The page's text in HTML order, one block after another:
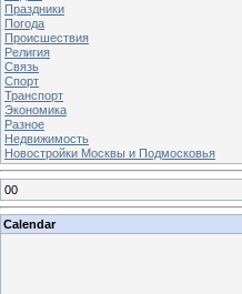
Праздники
Погода
Происшествия
Религия
Связь
Спорт
Транспорт
Экономика
Разное
Недвижимость
Новостройки Москвы и Подмосковья
00
Calendar